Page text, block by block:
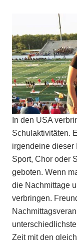
In den USA
Schulaktivitäten.
irgendeine dieser
Sport, Chor oder
geboten. Wenn
die Nachmittage
verbringen.
Zeit mit den